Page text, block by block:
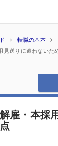
転職の基本
見送りに遭わないた
雇・本採